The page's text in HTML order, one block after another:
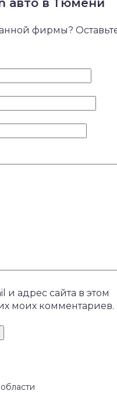
фирмы?
и адрес сайта в этом
моих комментариев.